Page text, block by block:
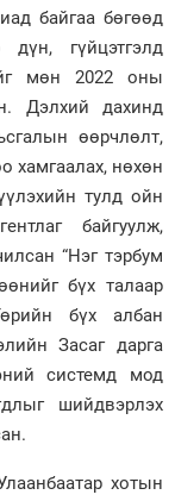
байгаа бөгөөд
гүйцэтгэлд
мөн 2022 оны
Дэлхий дахинд
өөрчлөлт,
хамгаалах, нөхөн
тулд ойн
байгуулж,
“Нэг тэрбум
бүх талаар
бүх албан
Засаг дарга
системд мод
шийдвэрлэх
хотын